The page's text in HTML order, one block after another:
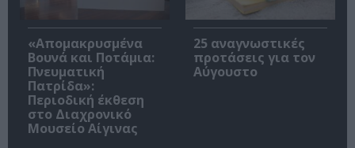
«Απομακρυσμένα
Βουνά και Ποτάμια:
Πνευματική
Πατρίδα»:
Περιοδική έκθεση
στο Διαχρονικό
Μουσείο Αίγινας
25 αναγνωστικές
προτάσεις για τον
Αύγουστο